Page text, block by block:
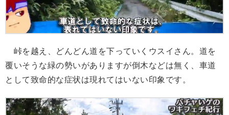
峠を越え、どんどん道を下っていくウスイさん。道を
覆いそうな緑の勢いがありますが倒木などは無く、車道
として致命的な症状は現れてはいない印象です。